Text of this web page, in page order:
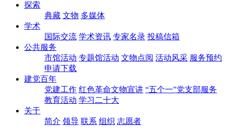
探索
典藏 文物 多媒体
学术
国际交流 学术资讯 专家名录 投稿信箱
公共服务
市馆活动 专题馆活动 文物点阅 活动风采 服务预约
申请下载
建党百年
党建工作 红色革命文物宣讲 “五个一”党支部服务
教育活动 学习二十大
关于
简介 领导 联系 组织 志愿者